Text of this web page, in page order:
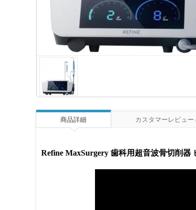
商品詳細 カスタマーレビュー
Refine MaxSurgery 歯科用超音波骨切削器